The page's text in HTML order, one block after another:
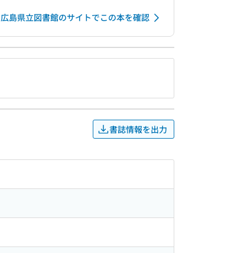
広島県立図書館のサイトでこの本を確認
書誌情報を出力